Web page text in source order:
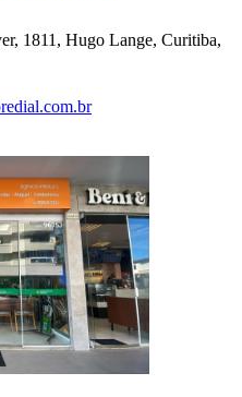
1811, Hugo Lange, Curitiba,